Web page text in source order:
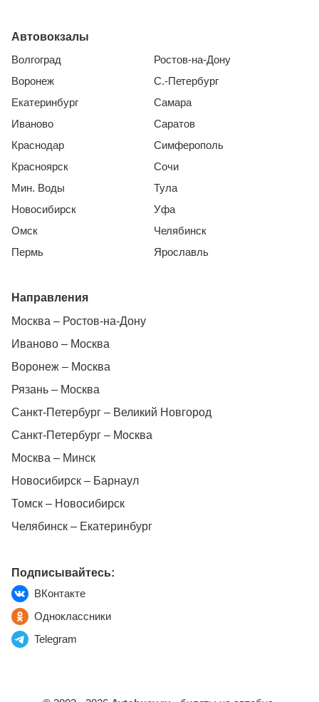
Автовокзалы
Волгоград
Воронеж
Екатеринбург
Иваново
Краснодар
Красноярск
Мин. Воды
Новосибирск
Омск
Пермь
Ростов-на-Дону
С.-Петербург
Самара
Саратов
Симферополь
Сочи
Тула
Уфа
Челябинск
Ярославль
Направления
Москва – Ростов-на-Дону
Иваново – Москва
Воронеж – Москва
Рязань – Москва
Санкт-Петербург – Великий Новгород
Санкт-Петербург – Москва
Москва – Минск
Новосибирск – Барнаул
Томск – Новосибирск
Челябинск – Екатеринбург
Подписывайтесь:
ВКонтакте
Одноклассники
Telegram